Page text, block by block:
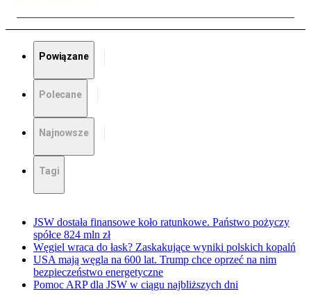
Powiązane
Polecane
Najnowsze
Tagi
JSW dostała finansowe koło ratunkowe. Państwo pożyczy
spółce 824 mln zł
Węgiel wraca do łask? Zaskakujące wyniki polskich kopalń
USA mają węgla na 600 lat. Trump chce oprzeć na nim
bezpieczeństwo energetyczne
Pomoc ARP dla JSW w ciągu najbliższych dni